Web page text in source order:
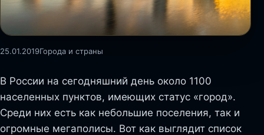
25.01.2019Города и страны
В России на сегодняшний день около 1100
населенных пунктов, имеющих статус «город».
Среди них есть как небольшие поселения, так и
огромные мегаполисы. Вот как выглядит список